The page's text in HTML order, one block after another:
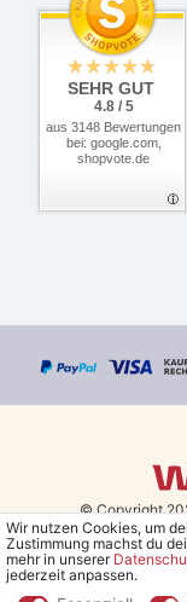
SEHR GUT
4.8 / 5
aus 3148 Bewertungen
bei: google.com,
shopvote.de
© Copyright
Bestellungen mit
Wir nutzen Cookies, um
Zustimmung machst du
mehr in unserer
jederzeit anpassen.